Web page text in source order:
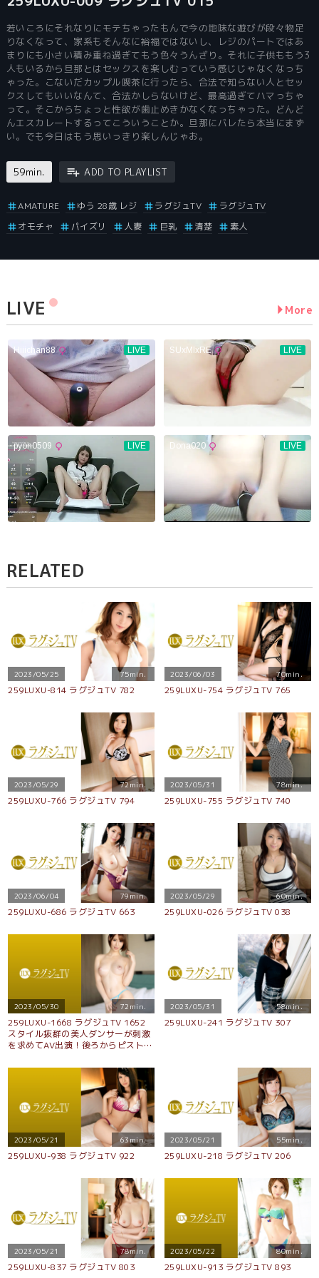
若いころにそれなりにモテちゃったもんで今の地味な遊びが段々物足
りなくなって、家系もそんなに裕福ではないし、レジのパートではあ
まりにも小さい積み重ね過ぎてもう色々うんざり。それに子供ももう3
人もいるから旦那とはセックスを楽しむっていう感じじゃなくなっち
ゃった。こないだカップル喫茶に行ったら、合法で知らない人とセッ
クスしてもいいなんて、合法かしらないけど、最高過ぎてハマっちゃ
って。そこからちょっと性欲が歯止めきかなくなっちゃった。どんど
んエスカレートするってこういうことか。旦那にバレたら本当にまず
い。でも今日はもう思いっきり楽しんじゃお。
59min. ADD TO PLAYLIST
AMATURE ゆう 28歳 レジ ラグジュTV
ラグジュTV
オモチャ
パイズリ 人妻 巨乳 清楚 素人
LIVE More
RELATED
2023/05/25 75min.
259LUXU-814 ラグジュTV 782
2023/06/03 70min.
259LUXU-754 ラグジュTV 765
2023/05/29 72min.
259LUXU-766 ラグジュTV 794
2023/05/31 78min.
259LUXU-755 ラグジュTV 740
2023/06/04 79min.
259LUXU-686 ラグジュTV 663
2023/05/29 60min.
259LUXU-026 ラグジュTV 038
2023/05/30 72min.
259LUXU-1668 ラグジュTV 1652
スタイル抜群の美人ダンサーが刺激
を求めてAV出演！後ろからピストン
わせ本能のままに喘ぎ乱れる！
2023/05/31 58min.
259LUXU-241 ラグジュTV 307
2023/05/21 63min.
259LUXU-938 ラグジュTV 922
2023/05/21 55min.
259LUXU-218 ラグジュTV 206
2023/05/21 78min.
259LUXU-837 ラグジュTV 803
2023/05/22 80min.
259LUXU-913 ラグジュTV 893